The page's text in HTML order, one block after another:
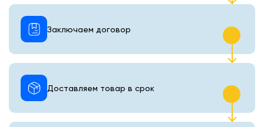
Доставляем товар в срок
Заключаем договор